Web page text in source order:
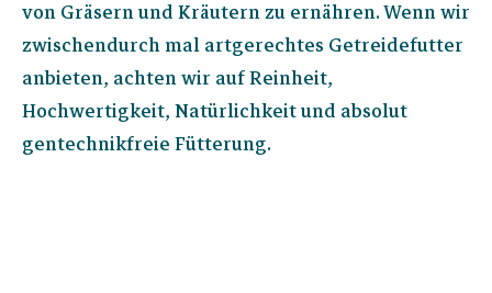
von Gräsern und Kräutern zu ernähren. Wenn wir
zwischendurch mal artgerechtes Getreidefutter
anbieten, achten wir auf Reinheit,
Hochwertigkeit, Natürlichkeit und absolut
gentechnikfreie Fütterung.